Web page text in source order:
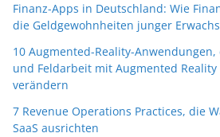
Finanz-Apps in Deutschland: Wie
die Geldgewohnheiten junger
10 Augmented-Reality-
und Feldarbeit mit Augmented Reality
verändern
7 Revenue Operations Practices, die
SaaS ausrichten